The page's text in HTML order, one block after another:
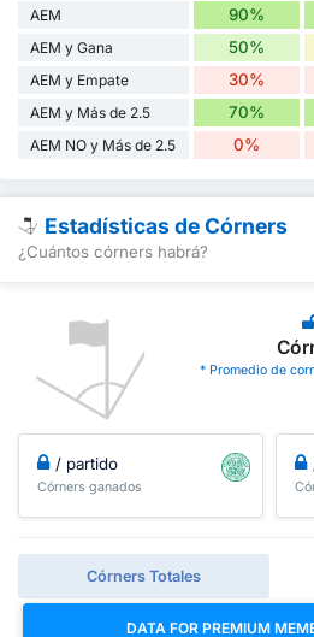
AEM 90%
AEM y Gana 50%
AEM y Empate 30%
AEM y Más de 2.5 70%
AEM NO y Más de 2.5 0%
Estadísticas de Córners
¿Cuántos córners habrá?
* Promedio de
/ partido
Córners ganados
Córners Totales
DATA FOR PREMIUM